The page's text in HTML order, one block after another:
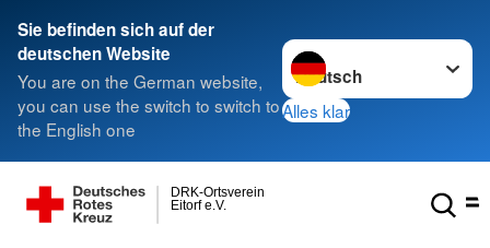
Sie befinden sich auf der
deutschen Website
You are on the German website,
you can use the switch to switch to
the English one
Sprache wechseln zu
Alles klar
Eitorf e.V.
DRK-Ortsverein